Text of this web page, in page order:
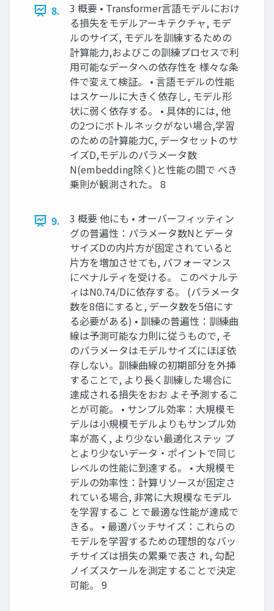
8.
3 概要 • Transformer言語モデルにおけ
る損失をモデルアーキテクチャ, モデ
ルのサイズ, モデルを訓練するための
計算能力,およびこの訓練プロセスで利
用可能なデータへの依存性を 様々な条
件で変えて検証。 • 言語モデルの性能
はスケールに大きく依存し, モデル形
状に弱く依存する。 • 具体的には, 他
の2つにボトルネックがない場合,学習
のための計算能力C, データセットのサ
イズD,モデルのパラメータ数
N(embedding除く)と性能の間で べき
乗則が観測された。 8
9.
3 概要 他にも • オーバーフィッティン
グの普遍性：パラメータ数Nとデータ
サイズDの内片方が固定されていると
片方を増加させても, パフォーマンス
にペナルティを受ける。 このペナルテ
ィはN0.74/Dに依存する。 (パラメータ
数を8倍にすると, データ数を5倍にす
る必要がある) • 訓練の普遍性：訓練曲
線は予測可能な力則に従うもので, そ
のパラメータはモデルサイズにほぼ依
存しない。訓練曲線の初期部分を外挿
することで, より長く訓練した場合に
達成される損失をおお よそ予測するこ
とが可能。 • サンプル効率：大規模モ
デルは小規模モデルよりもサンプル効
率が高く, より少ない最適化ステッ プ
とより少ないデータ・ポイントで同じ
レベルの性能に到達する。 • 大規模モ
デルの効率性：計算リソースが固定さ
れている場合, 非常に大規模なモデル
を学習するこ とで最適な性能が達成で
きる。 • 最適バッチサイズ：これらの
モデルを学習するための理想的なバッ
チサイズは損失の累乗で表さ れ, 勾配
ノイズスケールを測定することで決定
可能。 9